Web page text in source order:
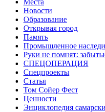
Новости
Образование
Открывая город
Память
Промышленное
Руки не помнят:
СПЕЦОПЕРАЦИЯ
Спецпроекты
Статья
Том Сойер Фест
Ценности
Энциклопедия